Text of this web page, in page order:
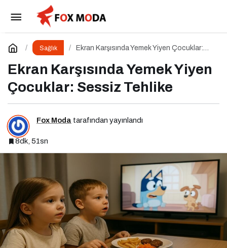
Sağlık
Ekran Karşısında Yemek Yiyen Çocuklar:
Ekran Karşısında Yemek Yiyen
Çocuklar: Sessiz Tehlike
Fox Moda tarafından yayınlandı
8dk, 51sn
Yemek Seçen Çocuklar İçin 8 Altın Öneri
Yorum Yap